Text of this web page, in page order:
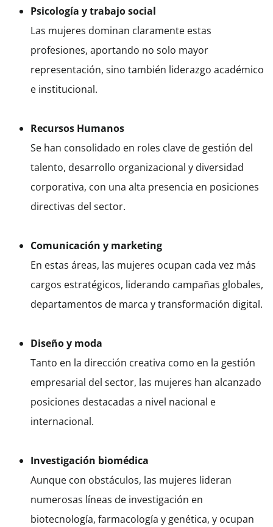
Psicología y trabajo social
Las mujeres dominan claramente estas
profesiones, aportando no solo mayor
representación, sino también liderazgo académico
e institucional.
Recursos Humanos
Se han consolidado en roles clave de gestión del
talento, desarrollo organizacional y diversidad
corporativa, con una alta presencia en posiciones
directivas del sector.
Comunicación y marketing
En estas áreas, las mujeres ocupan cada vez más
cargos estratégicos, liderando campañas globales,
departamentos de marca y transformación digital.
Diseño y moda
Tanto en la dirección creativa como en la gestión
empresarial del sector, las mujeres han alcanzado
posiciones destacadas a nivel nacional e
internacional.
Investigación biomédica
Aunque con obstáculos, las mujeres lideran
numerosas líneas de investigación en
biotecnología, farmacología y genética, y ocupan